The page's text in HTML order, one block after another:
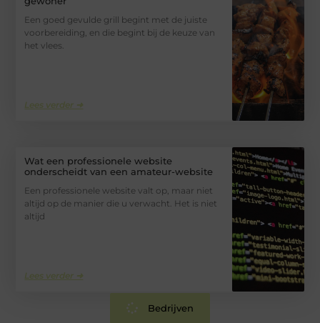
Een goed gevulde grill begint met de juiste
voorbereiding, en die begint bij de keuze van
het vlees.
Lees verder ➜
Wat een professionele website
onderscheidt van een amateur-website
Een professionele website valt op, maar niet
altijd op de manier die u verwacht. Het is niet
altijd
Lees verder ➜
Bedrijven